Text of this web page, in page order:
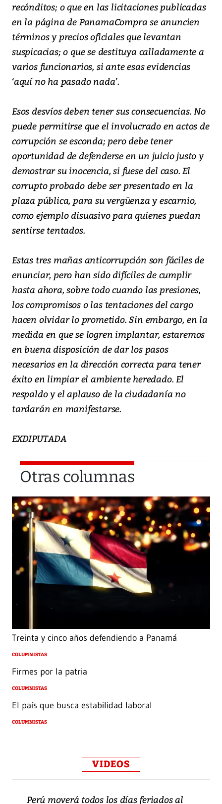
recónditos; o que en las licitaciones publicadas
en la página de PanamaCompra se anuncien
términos y precios oficiales que levantan
suspicacias; o que se destituya calladamente a
varios funcionarios, si ante esas evidencias
‘aquí no ha pasado nada’.
Esos desvíos deben tener sus consecuencias. No
puede permitirse que el involucrado en actos de
corrupción se esconda; pero debe tener
oportunidad de defenderse en un juicio justo y
demostrar su inocencia, si fuese del caso. El
corrupto probado debe ser presentado en la
plaza pública, para su vergüenza y escarnio,
como ejemplo disuasivo para quienes puedan
sentirse tentados.
Estas tres mañas anticorrupción son fáciles de
enunciar, pero han sido difíciles de cumplir
hasta ahora, sobre todo cuando las presiones,
los compromisos o las tentaciones del cargo
hacen olvidar lo prometido. Sin embargo, en la
medida en que se logren implantar, estaremos
en buena disposición de dar los pasos
necesarios en la dirección correcta para tener
éxito en limpiar el ambiente heredado. El
respaldo y el aplauso de la ciudadanía no
tardarán en manifestarse.
EXDIPUTADA
Otras columnas
Treinta y cinco años defendiendo a Panamá
COLUMNISTAS
Firmes por la patria
COLUMNISTAS
El país que busca estabilidad laboral
COLUMNISTAS
VIDEOS
Perú moverá todos los días feriados al